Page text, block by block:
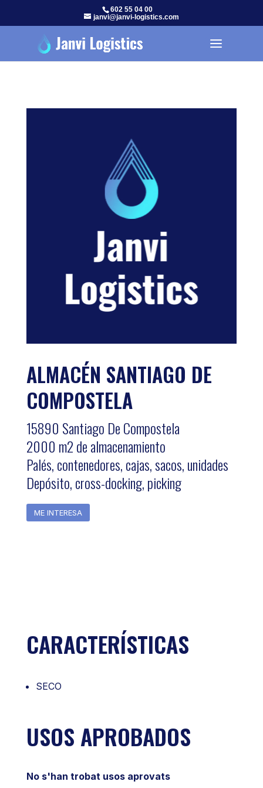
602 55 04 00
janvi@janvi-logistics.com
ALMACÉN SANTIAGO DE
COMPOSTELA
15890 Santiago De Compostela
2000 m2 de almacenamiento
Palés, contenedores, cajas, sacos, unidades
Depósito, cross-docking, picking
ME INTERESA
CARACTERÍSTICAS
SECO
USOS APROBADOS
No s'han trobat usos aprovats